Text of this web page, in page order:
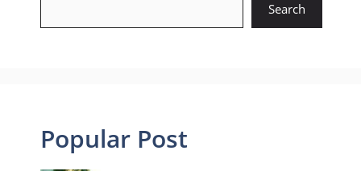
Search
Popular Post